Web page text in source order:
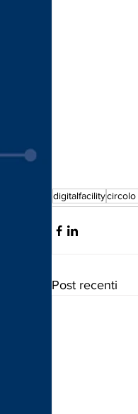
digitalfacilitycircolo
Post recenti